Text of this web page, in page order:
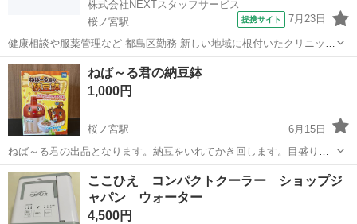
株式会社NEXTスタッフサービス
桜ノ宮駅
提携サイト 7月23日
健康相談や服薬管理など 都島区勤務 新しい地域に根付いたクリニック
*✨あなたのスキルを必要としている施設があります✨* ⭐高収入&働き
やすさ重視のお仕事探し! *⏩介護業務とは分業の為、看護業務に専念
できます!* *⏩...
大阪 桜ノ宮駅 看護師
ねば～る君の納豆鉢
1,000円
桜ノ宮駅
6月15日
ねば～る君の出品となります。納豆をいれてかき回します。目盛りが
醬油のところにくると自動で扉が開きます。醬油を加えて再度かき混
ぜます。再び扉が開いたら完成です。 （ツマミを切り替えれば、無限
にかき混せられるモードもあります）...
大阪 大阪市 桜ノ宮駅 キッチン家電
ここひえ コンパクトクーラー ショップジ
ャパン ウォーター
4,500円